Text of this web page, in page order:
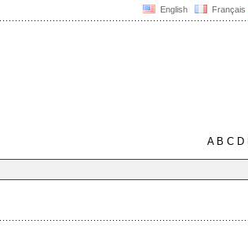
English Français
AB C D